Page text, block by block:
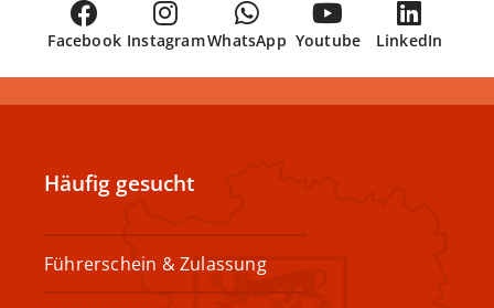
Facebook InstagramWhatsApp Youtube LinkedIn
Häufig gesucht
Führerschein & Zulassung